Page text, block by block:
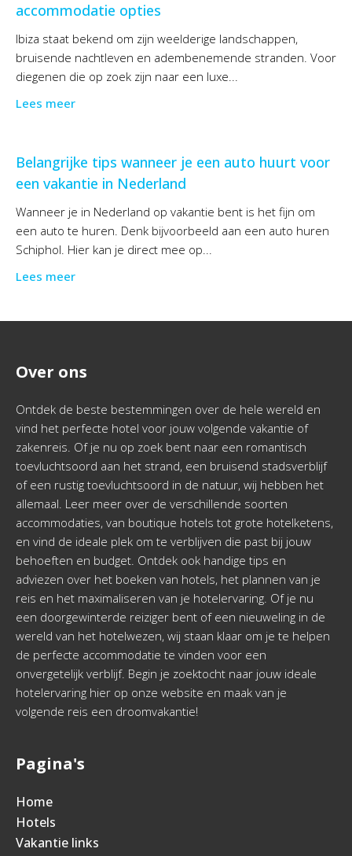
accommodatie opties
Ibiza staat bekend om zijn weelderige landschappen,
bruisende nachtleven en adembenemende stranden. Voor
diegenen die op zoek zijn naar een luxe...
Lees meer
Belangrijke tips wanneer je een auto huurt voor
een vakantie in Nederland
Wanneer je in Nederland op vakantie bent is het fijn om
een auto te huren. Denk bijvoorbeeld aan een auto huren
Schiphol. Hier kan je direct mee op...
Lees meer
Over ons
Ontdek de beste bestemmingen over de hele wereld en
vind het perfecte hotel voor jouw volgende vakantie of
zakenreis. Of je nu op zoek bent naar een romantisch
toevluchtsoord aan het strand, een bruisend stadsverblijf
of een rustig toevluchtsoord in de natuur, wij hebben het
allemaal. Leer meer over de verschillende soorten
accommodaties, van boutique hotels tot grote hotelketens,
en vind de ideale plek om te verblijven die past bij jouw
behoeften en budget. Ontdek ook handige tips en
adviezen over het boeken van hotels, het plannen van je
reis en het maximaliseren van je hotelervaring. Of je nu
een doorgewinterde reiziger bent of een nieuweling in de
wereld van het hotelwezen, wij staan klaar om je te helpen
de perfecte accommodatie te vinden voor een
onvergetelijk verblijf. Begin je zoektocht naar jouw ideale
hotelervaring hier op onze website en maak van je
volgende reis een droomvakantie!
Pagina's
Home
Hotels
Vakantie links